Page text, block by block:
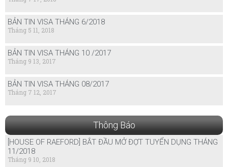
BẢN TIN VISA THÁNG 6/2018
Tháng 5 11, 2018
BẢN TIN VISA THÁNG 10 /2017
Tháng 9 13, 2017
BẢN TIN VISA THÁNG 08/2017
Tháng 7 12, 2017
Thông Báo
[HOUSE OF RAEFORD] BẮT ĐẦU MỞ ĐỢT TUYỂN DỤNG THÁNG
11/2018
Tháng 9 10, 2018